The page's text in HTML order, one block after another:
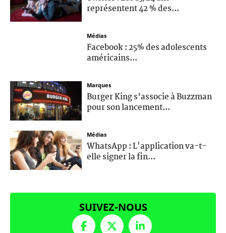
représentent 42 % des...
Médias
Facebook : 25% des adolescents
américains...
Marques
Burger King s’associe à Buzzman
pour son lancement...
Médias
WhatsApp : L'application va-t-
elle signer la fin...
SUIVEZ-NOUS